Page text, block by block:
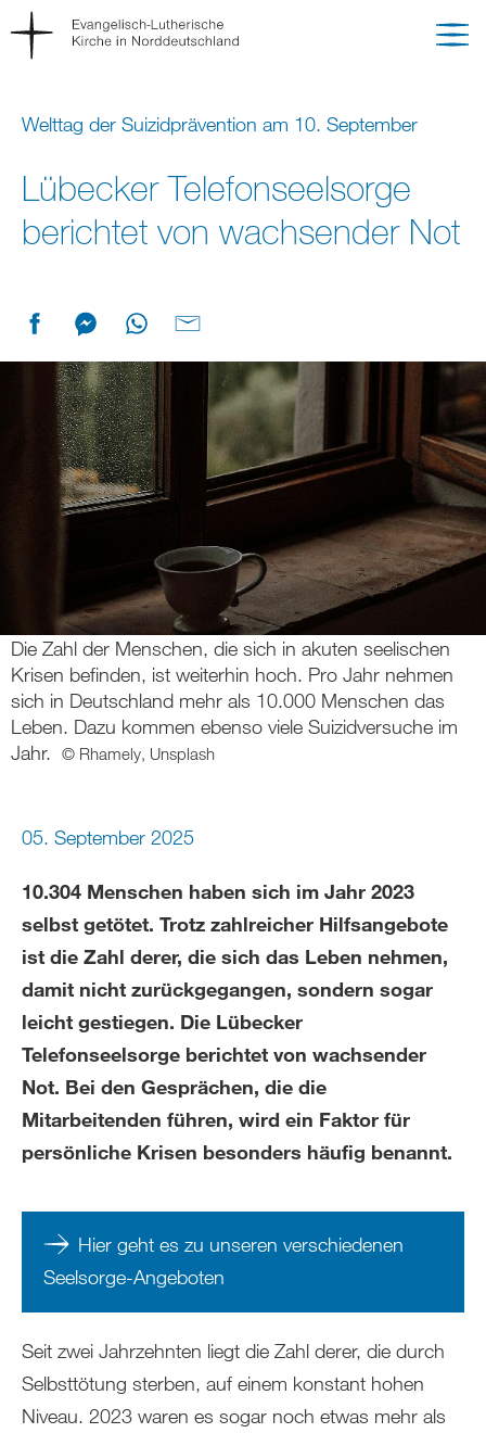
Welttag der Suizidprävention am 10. September
Lübecker Telefonseelsorge
berichtet von wachsender Not
Die Zahl der Menschen, die sich in akuten seelischen
Krisen befinden, ist weiterhin hoch. Pro Jahr nehmen
sich in Deutschland mehr als 10.000 Menschen das
Leben. Dazu kommen ebenso viele Suizidversuche im
Jahr.
© Rhamely, Unsplash
05. September 2025
10.304 Menschen haben sich im Jahr 2023
selbst getötet. Trotz zahlreicher Hilfsangebote
ist die Zahl derer, die sich das Leben nehmen,
damit nicht zurückgegangen, sondern sogar
leicht gestiegen. Die Lübecker
Telefonseelsorge berichtet von wachsender
Not. Bei den Gesprächen, die die
Mitarbeitenden führen, wird ein Faktor für
persönliche Krisen besonders häufig benannt.
Hier geht es zu unseren verschiedenen
Seelsorge-Angeboten
Seit zwei Jahrzehnten liegt die Zahl derer, die durch
Selbsttötung sterben, auf einem konstant hohen
Niveau. 2023 waren es sogar noch etwas mehr als